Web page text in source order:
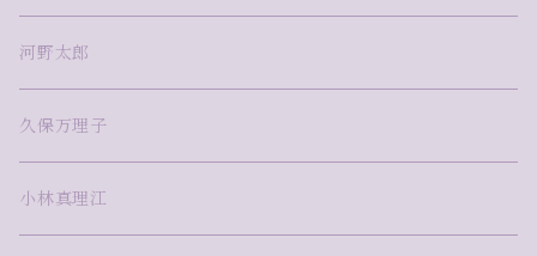
河野太郎
久保万理子
小林真理江